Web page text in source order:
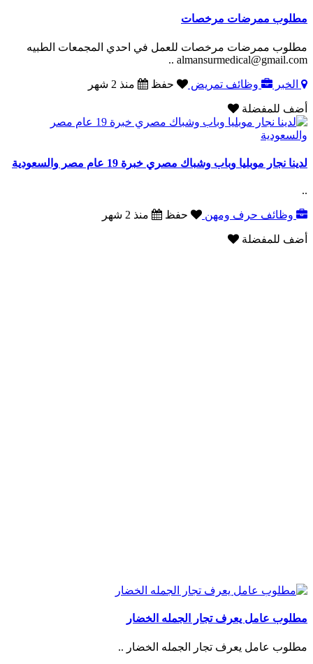
مطلوب ممرضات مرخصات
مطلوب ممرضات مرخصات للعمل في احدي المجمعات الطبيه
almansurmedical@gmail.com ..
الخبر وظائف تمريض حفظ منذ 2 شهر
أضف للمفضلة
لدينا نجار موبليا وباب وشباك مصري خبرة 19 عام مصر والسعودية
..
وظائف حرف ومهن حفظ منذ 2 شهر
أضف للمفضلة
مطلوب عامل يعرف تجار الجمله الخضار
مطلوب عامل يعرف تجار الجمله الخضار ..